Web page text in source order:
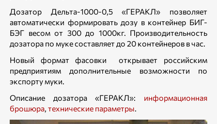
Дозатор Дельта-1000-0,5 «ГЕРАКЛ» позволяет
автоматически формировать дозу в контейнер БИГ-
БЭГ весом от 300 до 1000кг. Производительность
дозатора по муке составляет до 20 контейнеров в час.
Новый формат фасовки открывает российским
предприятиям дополнительные возможности по
экспорту муки.
Описание дозатора «ГЕРАКЛ»: информационная
брошюра, технические параметры.